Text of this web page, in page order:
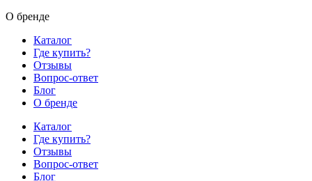
О бренде
Каталог
Где купить?
Отзывы
Вопрос-ответ
Блог
О бренде
Каталог
Где купить?
Отзывы
Вопрос-ответ
Блог